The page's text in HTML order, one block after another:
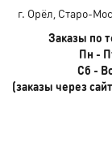
г. Орёл, Старо-
Заказы по
Пн -
Сб -
(заказы через